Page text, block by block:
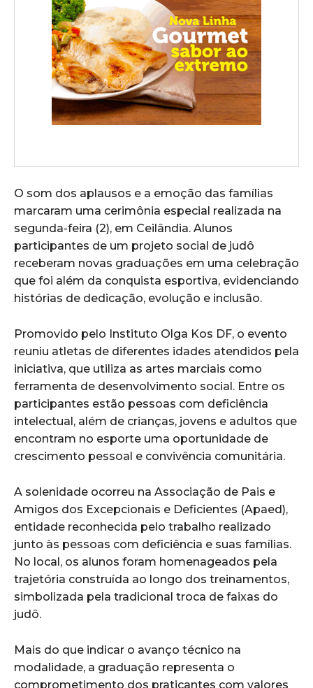
O som dos aplausos e a emoção das famílias
marcaram uma cerimônia especial realizada na
segunda-feira (2), em Ceilândia. Alunos
participantes de um projeto social de judô
receberam novas graduações em uma celebração
que foi além da conquista esportiva, evidenciando
histórias de dedicação, evolução e inclusão.
Promovido pelo Instituto Olga Kos DF, o evento
reuniu atletas de diferentes idades atendidos pela
iniciativa, que utiliza as artes marciais como
ferramenta de desenvolvimento social. Entre os
participantes estão pessoas com deficiência
intelectual, além de crianças, jovens e adultos que
encontram no esporte uma oportunidade de
crescimento pessoal e convivência comunitária.
A solenidade ocorreu na Associação de Pais e
Amigos dos Excepcionais e Deficientes (Apaed),
entidade reconhecida pelo trabalho realizado
junto às pessoas com deficiência e suas famílias.
No local, os alunos foram homenageados pela
trajetória construída ao longo dos treinamentos,
simbolizada pela tradicional troca de faixas do
judô.
Mais do que indicar o avanço técnico na
modalidade, a graduação representa o
comprometimento dos praticantes com valores